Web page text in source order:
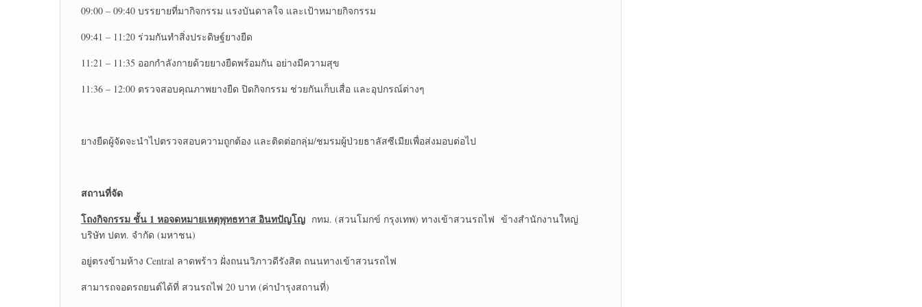
09:00 – 09:40 บรรยายที่มากิจกรรม แรงบันดาลใจ และเป้าหมายกิจกรรม
09:41 – 11:20 ร่วมกันทำสิ่งประดิษฐ์ยางยืด
11:21 – 11:35 ออกกำลังกายด้วยยางยืดพร้อมกัน อย่างมีความสุข
11:36 – 12:00 ตรวจสอบคุณภาพยางยืด ปิดกิจกรรม ช่วยกันเก็บเสื่อ และอุปกรณ์ต่างๆ
ยางยืดผู้จัดจะนำไปตรวจสอบความถูกต้อง และติดต่อกลุ่ม/ชมรมผู้ป่วยธาลัสซีเมียเพื่อส่งมอบต่อไป
สถานที่จัด
โถงกิจกรรม ชั้น 1 หอจดหมายเหตุพุทธทาส อินทปัญโญ กทม. (สวนโมกข์ กรุงเทพ) ทางเข้าสวนรถไฟ ข้างสำนักงานใหญ่
บริษัท ปตท. จำกัด (มหาชน)
อยู่ตรงข้ามห้าง Central ลาดพร้าว ฝั่งถนนวิภาวดีรังสิต ถนนทางเข้าสวนรถไฟ
สามารถจอดรถยนต์ได้ที่ สวนรถไฟ 20 บาท (ค่าบำรุงสถานที่)